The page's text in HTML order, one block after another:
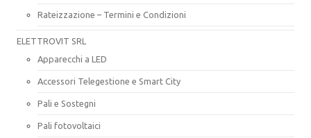
Rateizzazione – Termini e Condizioni
ELETTROVIT SRL
Apparecchi a LED
Accessori Telegestione e Smart City
Pali e Sostegni
Pali fotovoltaici